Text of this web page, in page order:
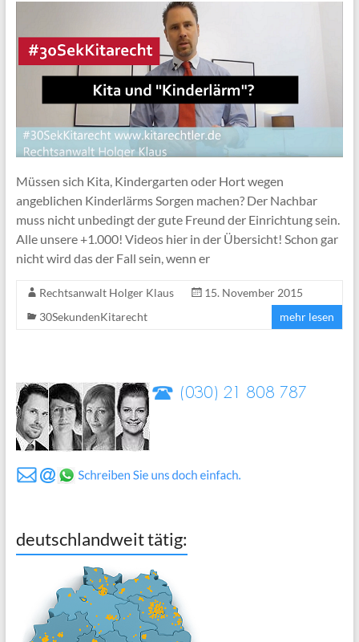
Müssen sich Kita, Kindergarten oder Hort wegen
angeblichen Kinderlärms Sorgen machen? Der Nachbar
muss nicht unbedingt der gute Freund der Einrichtung sein.
Alle unsere +1.000! Videos hier in der Übersicht! Schon gar
nicht wird das der Fall sein, wenn er
Rechtsanwalt Holger Klaus
15. November 2015
30SekundenKitarecht
mehr lesen
deutschlandweit tätig: